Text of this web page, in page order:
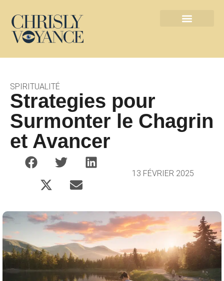
SPIRITUALITÉ
Strategies pour
Surmonter le Chagrin
et Avancer
13 FÉVRIER 2025